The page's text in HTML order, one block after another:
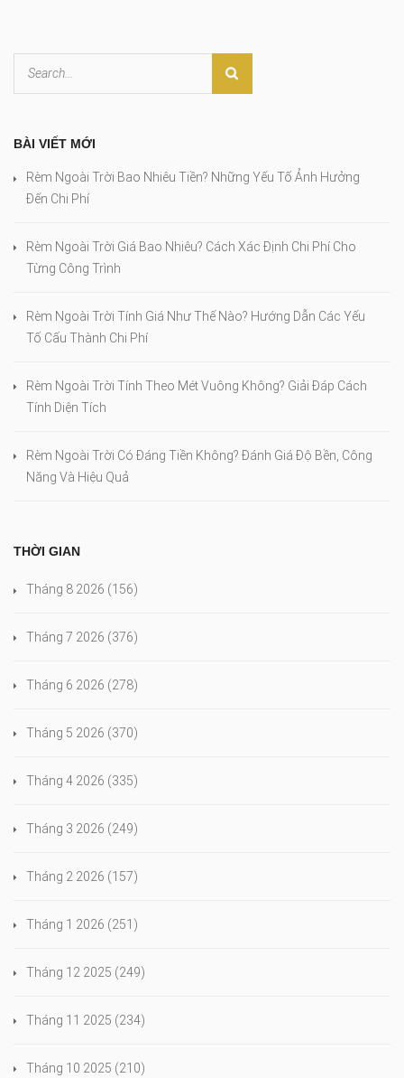
BÀI VIẾT MỚI
Rèm Ngoài Trời Bao Nhiêu Tiền? Những Yếu Tố Ảnh Hưởng
Đến Chi Phí
Rèm Ngoài Trời Giá Bao Nhiêu? Cách Xác Định Chi Phí Cho
Từng Công Trình
Rèm Ngoài Trời Tính Giá Như Thế Nào? Hướng Dẫn Các Yếu
Tố Cấu Thành Chi Phí
Rèm Ngoài Trời Tính Theo Mét Vuông Không? Giải Đáp Cách
Tính Diện Tích
Rèm Ngoài Trời Có Đáng Tiền Không? Đánh Giá Độ Bền, Công
Năng Và Hiệu Quả
THỜI GIAN
Tháng 8 2026 (156)
Tháng 7 2026 (376)
Tháng 6 2026 (278)
Tháng 5 2026 (370)
Tháng 4 2026 (335)
Tháng 3 2026 (249)
Tháng 2 2026 (157)
Tháng 1 2026 (251)
Tháng 12 2025 (249)
Tháng 11 2025 (234)
Tháng 10 2025 (210)